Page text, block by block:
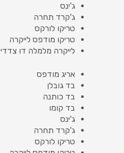
ג'ינס
ג'קרד תחרה
טריקו לורקס
טריקו מודפס לייקרה
לייקרה מלמלה דו צדדי
אריג מודפס
בד גובלן
בד כותנה
בד קומו
ג'ינס
ג'קרד תחרה
טריקו לורקס